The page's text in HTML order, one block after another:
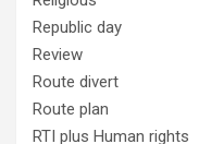
Republic day
Review
Route divert
Route plan
RTI plus Human rights